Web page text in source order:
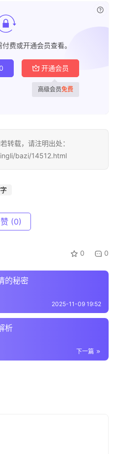
费或开通会员查看。
开通会员
高级会员免费
转载，请注明出处：
bazi/14512.html
赞 (0)
0 0
的秘密
2025-11-09 19:52
析
下一篇